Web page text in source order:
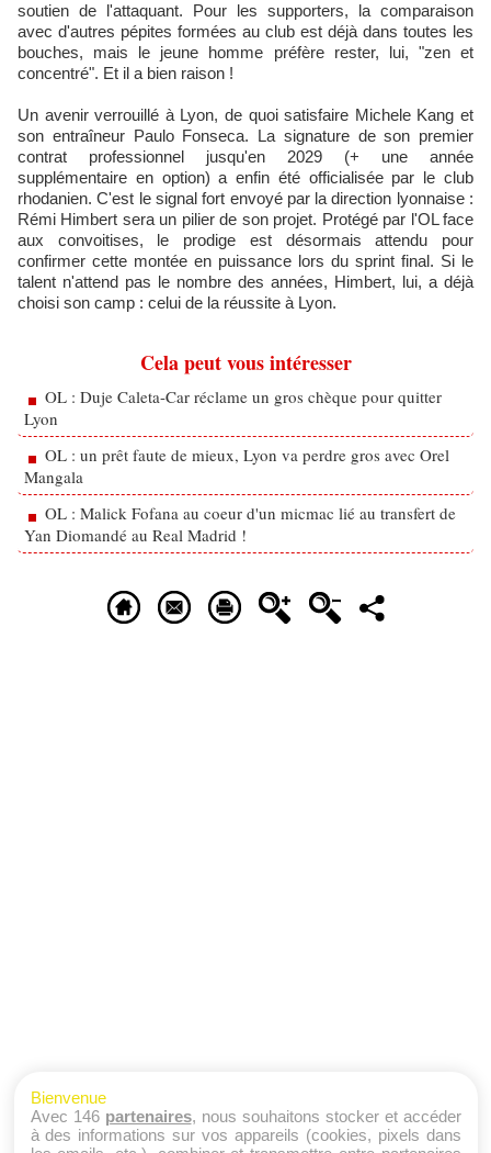
soutien de l'attaquant. Pour les supporters, la comparaison
avec d'autres pépites formées au club est déjà dans toutes les
bouches, mais le jeune homme préfère rester, lui, "zen et
concentré". Et il a bien raison !
Un avenir verrouillé à Lyon, de quoi satisfaire Michele Kang et
son entraîneur Paulo Fonseca. La signature de son premier
contrat professionnel jusqu'en 2029 (+ une année
supplémentaire en option) a enfin été officialisée par le club
rhodanien. C'est le signal fort envoyé par la direction lyonnaise :
Rémi Himbert sera un pilier de son projet. Protégé par l'OL face
aux convoitises, le prodige est désormais attendu pour
confirmer cette montée en puissance lors du sprint final. Si le
talent n'attend pas le nombre des années, Himbert, lui, a déjà
choisi son camp : celui de la réussite à Lyon.
Cela peut vous intéresser
OL : Duje Caleta-Car réclame un gros chèque pour quitter
Lyon
OL : un prêt faute de mieux, Lyon va perdre gros avec Orel
Mangala
OL : Malick Fofana au coeur d'un micmac lié au transfert de
Yan Diomandé au Real Madrid !
Bienvenue
Avec 146 partenaires, nous souhaitons stocker et accéder
à des informations sur vos appareils (cookies, pixels dans